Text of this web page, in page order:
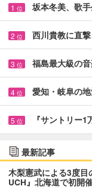
1 位 坂本冬美、歌
2 位 西川貴教に直
3 位 福島最大級の
4 位 愛知・岐阜の
5 位 『サントリー
最新記事
木梨憲武による3度
UCH』北海道で初